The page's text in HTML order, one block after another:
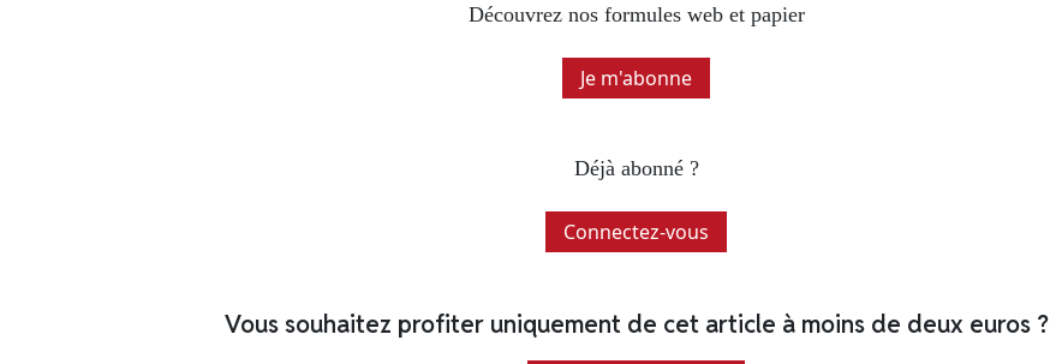
Découvrez nos formules web et papier
Je m'abonne
Déjà abonné ?
Connectez-vous
Vous souhaitez profiter uniquement de cet article à moins de deux euros ?